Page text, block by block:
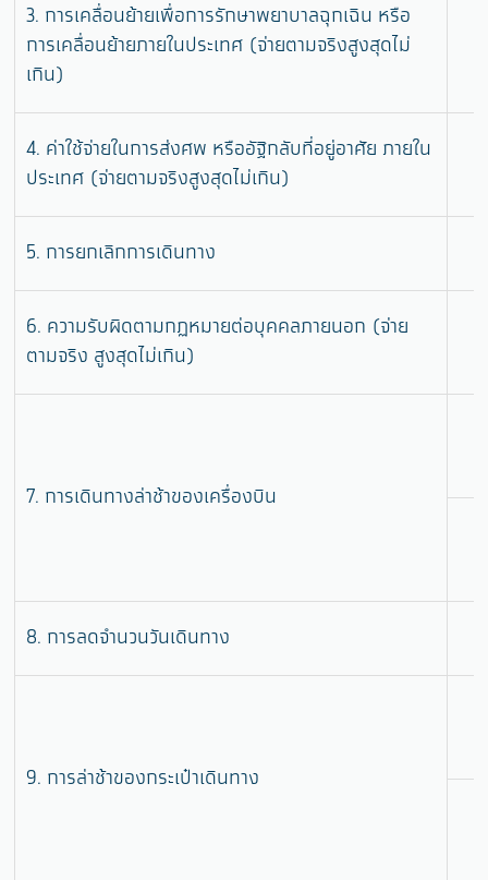
3. การเคลื่อนย้ายเพื่อการรักษาพยาบาลฉุกเฉิน หรือ
การเคลื่อนย้ายภายในประเทศ (จ่ายตามจริงสูงสุดไม่
เกิน)
4. ค่าใช้จ่ายในการส่งศพ หรืออัฐิกลับที่อยู่อาศัย ภายใน
ประเทศ (จ่ายตามจริงสูงสุดไม่เกิน)
5. การยกเลิกการเดินทาง
6. ความรับผิดตามกฏหมายต่อบุคคลภายนอก (จ่าย
ตามจริง สูงสุดไม่เกิน)
7. การเดินทางล่าช้าของเครื่องบิน
8. การลดจำนวนวันเดินทาง
9. การล่าช้าของกระเป๋าเดินทาง